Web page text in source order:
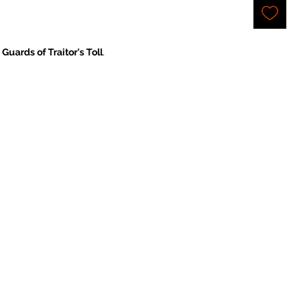
Guards of Traitor's Toll.